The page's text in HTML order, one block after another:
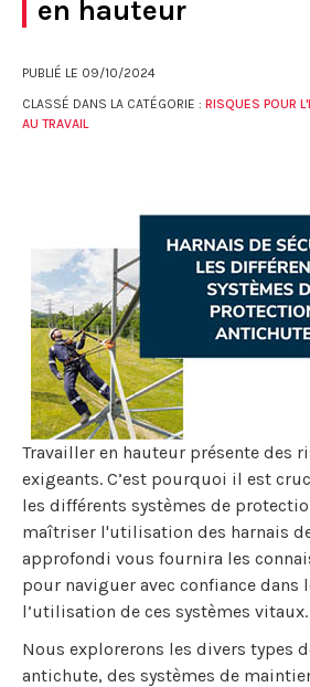
en hauteur
PUBLIÉ LE 09/10/2024
CLASSÉ DANS LA CATÉGORIE : RISQUES POUR
AU TRAVAIL
Travailler en hauteur présente des
exigeants. C’est pourquoi il est
les différents systèmes de
maîtriser l'utilisation des harnais
approfondi vous fournira les
pour naviguer avec confiance dans
l’utilisation de ces systèmes vitaux.
Nous explorerons les divers types
antichute, des systèmes de